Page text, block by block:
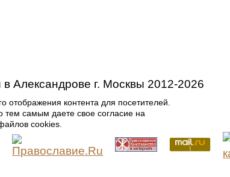
Александрове г. Москвы 2012-2026
контента для посетителей.
тем самым даете свое согласие на
cookies.